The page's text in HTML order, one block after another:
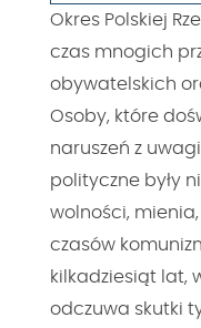
Okres Polskiej
czas mnogich
obywatelskich
Osoby, które
naruszeń z
polityczne były
wolności,
czasów
kilkadziesiąt lat,
odczuwa skutki